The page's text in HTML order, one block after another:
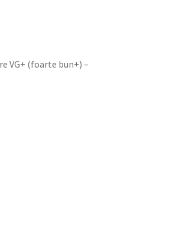
VG+ (foarte bun+) –